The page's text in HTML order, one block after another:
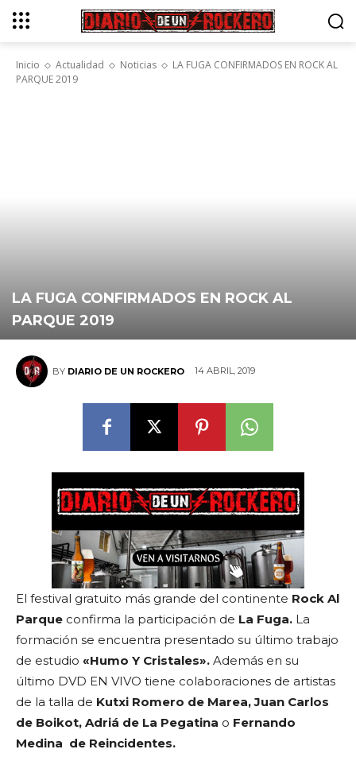
Inicio Actualidad Noticias
LA FUGA CONFIRMADOS EN ROCK AL
PARQUE 2019
LA FUGA CONFIRMADOS EN ROCK AL
PARQUE 2019
BY DIARIO DE UN ROCKERO 14 ABRIL, 2019
El festival gratuito más grande del continente Rock Al
Parque confirma la participación de La Fuga. La
formación se encuentra presentado su último trabajo
de estudio «Humo Y Cristales». Además en su
último DVD EN VIVO tiene colaboraciones de artistas
de la talla de Kutxi Romero de Marea,Juan Carlos
de Boikot, Adriá de La Pegatina o Fernando
Medina de Reincidentes.